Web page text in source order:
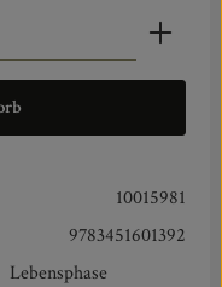
Wert ein oder
10015981
9783451601392
Lebensphase